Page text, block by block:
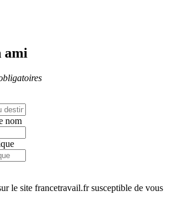
ami
nom
le site francetravail.fr susceptible de vous